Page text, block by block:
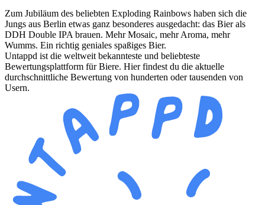
Zum Jubiläum des beliebten Exploding Rainbows haben sich die
Jungs aus Berlin etwas ganz besonderes ausgedacht: das Bier als
DDH Double IPA brauen. Mehr Mosaic, mehr Aroma, mehr
Wumms. Ein richtig geniales spaßiges Bier.
Untappd ist die weltweit bekannteste und beliebteste
Bewertungsplattform für Biere. Hier findest du die aktuelle
durchschnittliche Bewertung von hunderten oder tausenden von
Usern.